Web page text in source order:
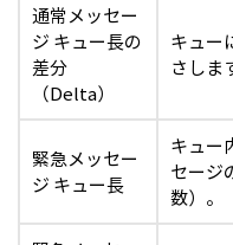
通常メッセー
ジ キュー長の
差分
（Delta）
キュー
さしま
緊急メッセー
ジ キュー長
キュー
セージ
数）。